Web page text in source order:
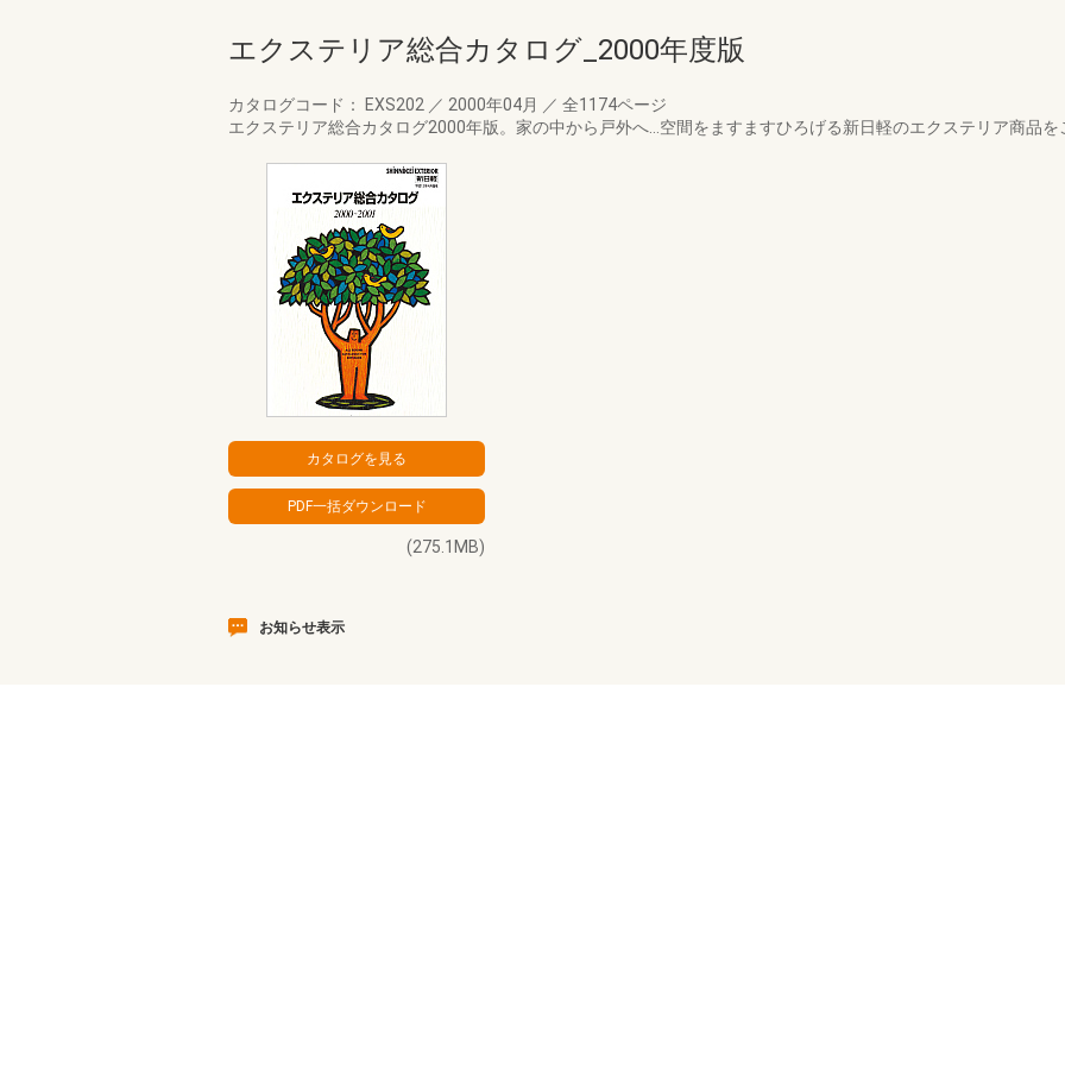
エクステリア総合カタログ_2000年度版
カタログコード： EXS202 ／ 2000年04月 ／ 全1174ページ
エクステリア総合カタログ2000年版。家の中から戸外へ…空間をますますひろげる新日軽のエクステリア商品を
(275.1MB)
お知らせ表示